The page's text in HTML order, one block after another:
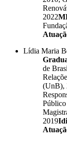
2022
Lídia Maria
de
(UnB),
2019